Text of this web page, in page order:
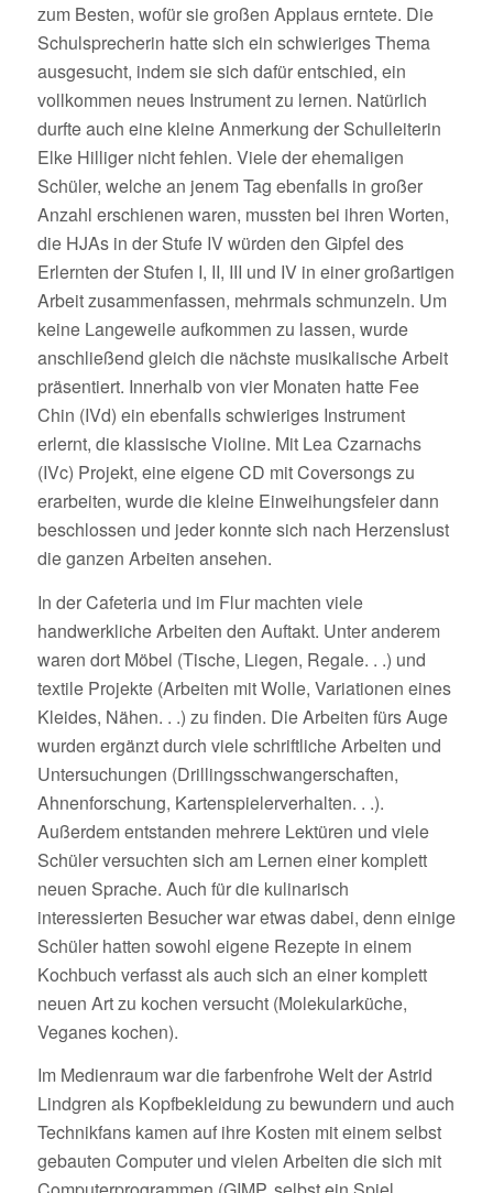
zum Besten, wofür sie großen Applaus erntete. Die
Schulsprecherin hatte sich ein schwieriges Thema
ausgesucht, indem sie sich dafür entschied, ein
vollkommen neues Instrument zu lernen. Natürlich
durfte auch eine kleine Anmerkung der Schulleiterin
Elke Hilliger nicht fehlen. Viele der ehemaligen
Schüler, welche an jenem Tag ebenfalls in großer
Anzahl erschienen waren, mussten bei ihren Worten,
die HJAs in der Stufe IV würden den Gipfel des
Erlernten der Stufen I, II, III und IV in einer großartigen
Arbeit zusammenfassen, mehrmals schmunzeln. Um
keine Langeweile aufkommen zu lassen, wurde
anschließend gleich die nächste musikalische Arbeit
präsentiert. Innerhalb von vier Monaten hatte Fee
Chin (IVd) ein ebenfalls schwieriges Instrument
erlernt, die klassische Violine. Mit Lea Czarnachs
(IVc) Projekt, eine eigene CD mit Coversongs zu
erarbeiten, wurde die kleine Einweihungsfeier dann
beschlossen und jeder konnte sich nach Herzenslust
die ganzen Arbeiten ansehen.
In der Cafeteria und im Flur machten viele
handwerkliche Arbeiten den Auftakt. Unter anderem
waren dort Möbel (Tische, Liegen, Regale. . .) und
textile Projekte (Arbeiten mit Wolle, Variationen eines
Kleides, Nähen. . .) zu finden. Die Arbeiten fürs Auge
wurden ergänzt durch viele schriftliche Arbeiten und
Untersuchungen (Drillingsschwangerschaften,
Ahnenforschung, Kartenspielerverhalten. . .).
Außerdem entstanden mehrere Lektüren und viele
Schüler versuchten sich am Lernen einer komplett
neuen Sprache. Auch für die kulinarisch
interessierten Besucher war etwas dabei, denn einige
Schüler hatten sowohl eigene Rezepte in einem
Kochbuch verfasst als auch sich an einer komplett
neuen Art zu kochen versucht (Molekularküche,
Veganes kochen).
Im Medienraum war die farbenfrohe Welt der Astrid
Lindgren als Kopfbekleidung zu bewundern und auch
Technikfans kamen auf ihre Kosten mit einem selbst
gebauten Computer und vielen Arbeiten die sich mit